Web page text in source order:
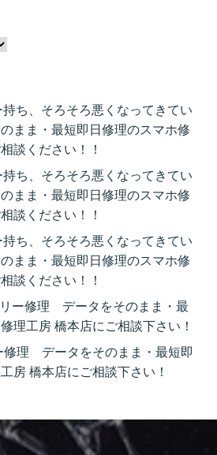
ち、そろそろ悪くなってきてい
まま・最短即日修理のスマホ修
談ください！！
ち、そろそろ悪くなってきてい
まま・最短即日修理のスマホ修
談ください！！
ち、そろそろ悪くなってきてい
まま・最短即日修理のスマホ修
談ください！！
ー修理 データをそのまま・最
理工房 橋本店にご相談下さい！
修理 データをそのまま・最短即
房 橋本店にご相談下さい！